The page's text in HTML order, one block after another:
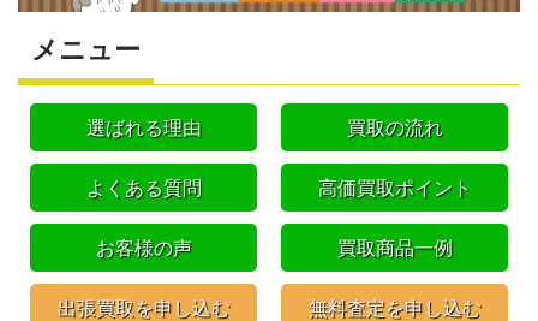
メニュー
選ばれる理由 買取の流れ
よくある質問 高価買取ポイント
お客様の声 買取商品一例
出張買取を申し込む 無料査定を申し込む